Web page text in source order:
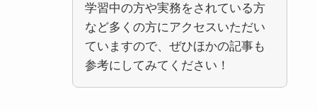
学習中の方や実務をされている方
など多くの方にアクセスいただい
ていますので、ぜひほかの記事も
参考にしてみてください！